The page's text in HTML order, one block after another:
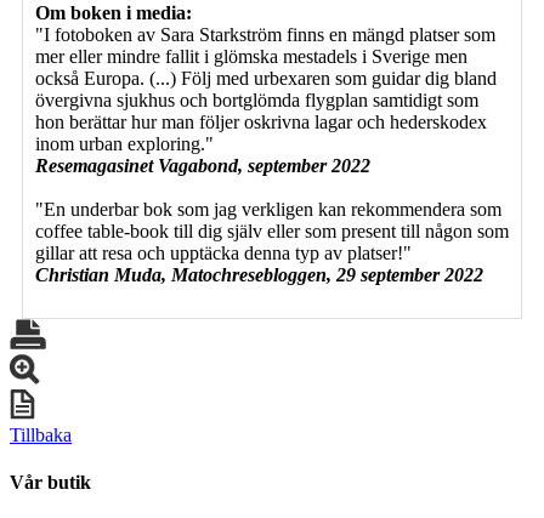
Om boken i media:
"I fotoboken av Sara Starkström finns en mängd platser som
mer eller mindre fallit i glömska mestadels i Sverige men
också Europa. (...) Följ med urbexaren som guidar dig bland
övergivna sjukhus och bortglömda flygplan samtidigt som
hon berättar hur man följer oskrivna lagar och hederskodex
inom urban exploring."
Resemagasinet Vagabond, september 2022
"En underbar bok som jag verkligen kan rekommendera som
coffee table-book till dig själv eller som present till någon som
gillar att resa och upptäcka denna typ av platser!"
Christian Muda, Matochresebloggen, 29 september 2022
Tillbaka
Vår butik